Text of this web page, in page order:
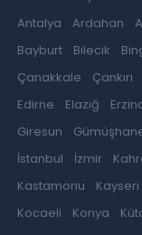
Antalya
Ardahan
Bayburt
Bilecik
Çanakkale
Çankırı
Edirne
Elazığ
Giresun
İstanbul
İzmir
Kastamonu
Kayseri
Kocaeli
Konya